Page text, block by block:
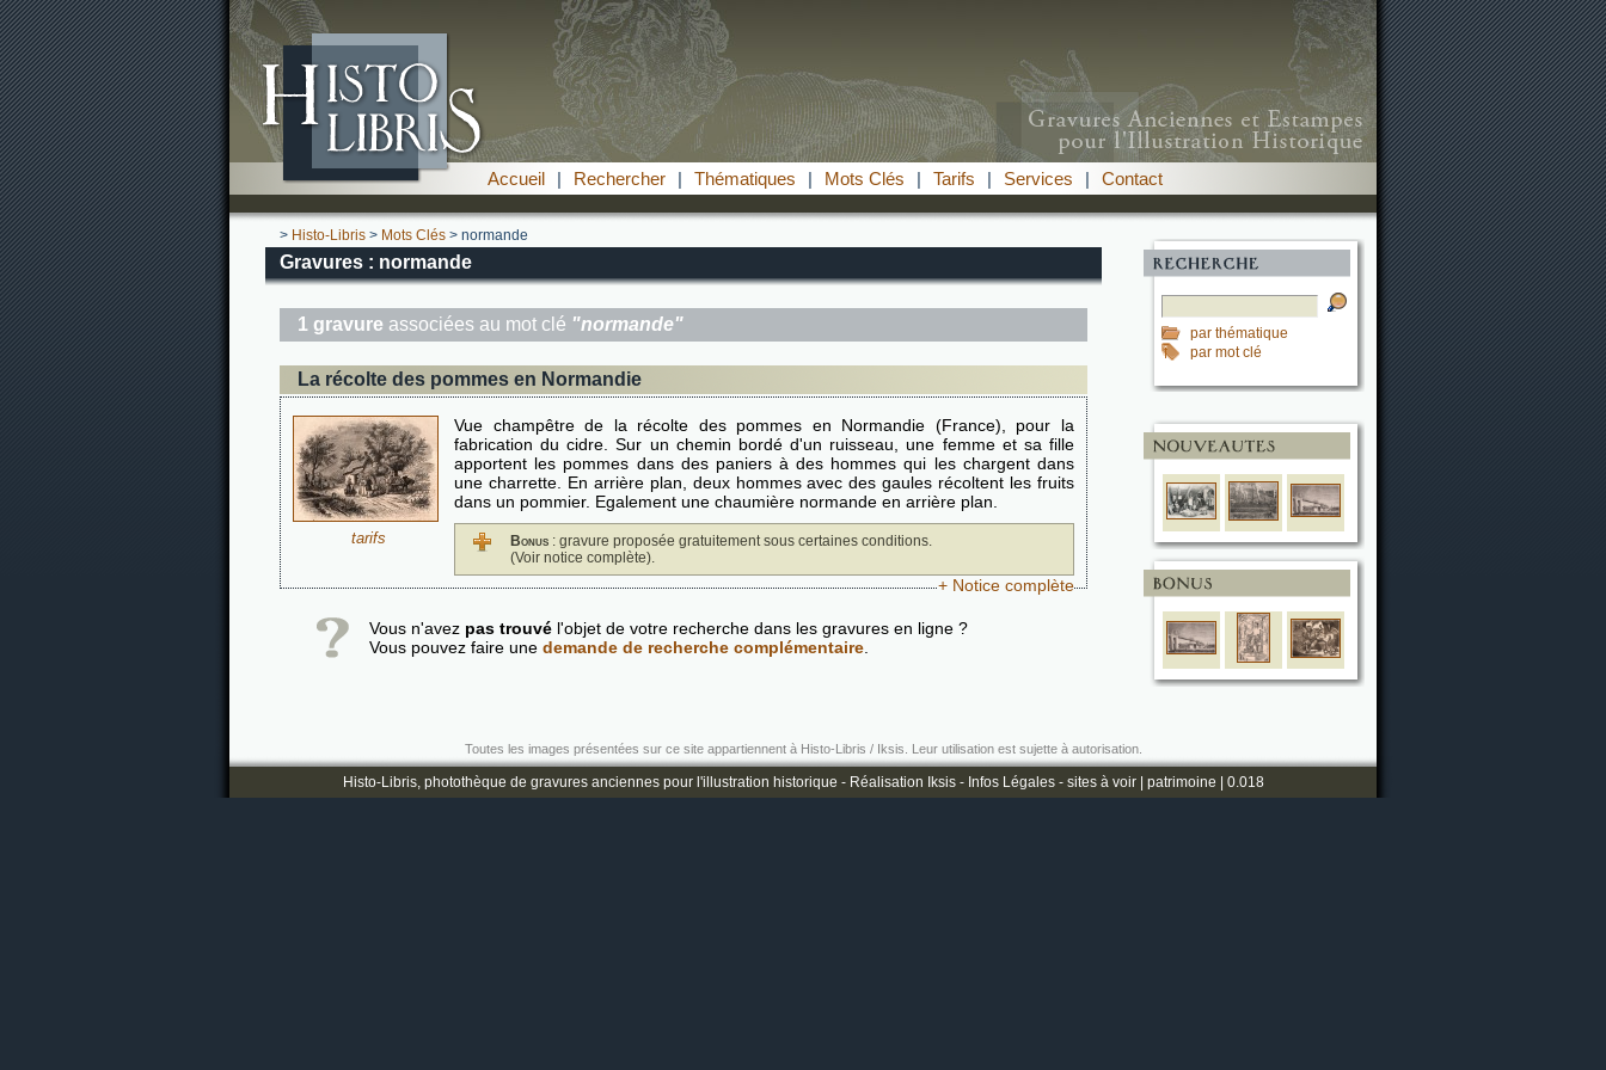
Accueil | Rechercher | Thématiques | Mots Clés | Tarifs | Services | Contact
par thématique
par mot clé
> Histo-Libris > Mots Clés > normande
Gravures : normande
1 gravure associées au mot clé "normande"
La récolte des pommes en Normandie
tarifs
Vue champêtre de la récolte des pommes en Normandie (France), pour la
fabrication du cidre. Sur un chemin bordé d'un ruisseau, une femme et sa fille
apportent les pommes dans des paniers à des hommes qui les chargent dans
une charrette. En arrière plan, deux hommes avec des gaules récoltent les fruits
dans un pommier. Egalement une chaumière normande en arrière plan.
Bonus : gravure proposée gratuitement sous certaines conditions.
(Voir notice complète).
+ Notice complète
Vous n'avez pas trouvé l'objet de votre recherche dans les gravures en ligne ?
Vous pouvez faire une demande de recherche complémentaire
Toutes les images présentées sur ce site appartiennent à Histo-Libris / Iksis. Leur utilisation est sujette à autorisation.
Histo-Libris, photothèque de gravures anciennes pour l'illustration historique - Réalisation Iksis- Infos Légales- sites à voir| patrimoine | 0.018